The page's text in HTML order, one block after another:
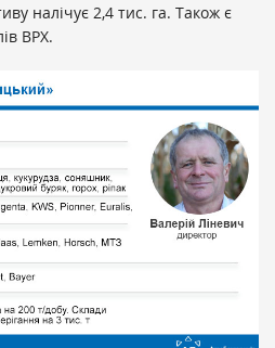
налічує 2,4 тис. га. Також є
ВРХ.